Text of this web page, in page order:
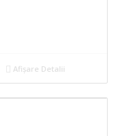
Afișare Detalii